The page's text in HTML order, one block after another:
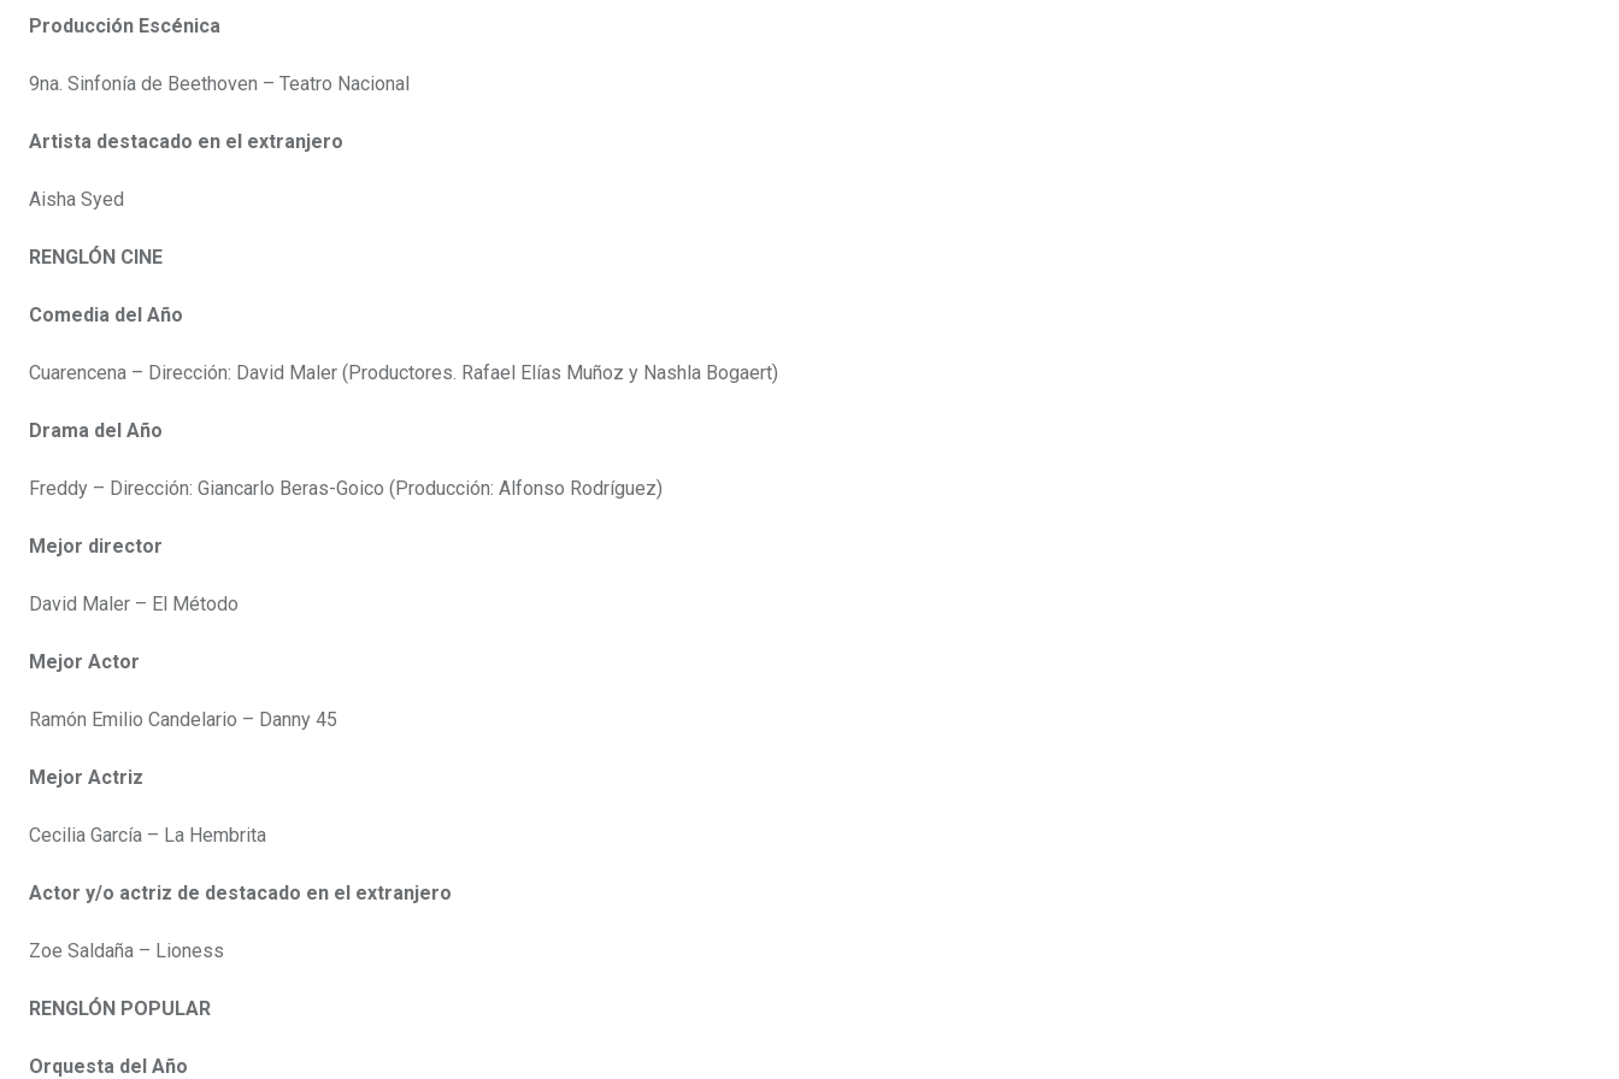
Producción Escénica
9na. Sinfonía de Beethoven – Teatro Nacional
Artista destacado en el extranjero
Aisha Syed
RENGLÓN CINE
Comedia del Año
Cuarencena – Dirección: David Maler (Productores. Rafael Elías Muñoz y Nashla Bogaert)
Drama del Año
Freddy – Dirección: Giancarlo Beras-Goico (Producción: Alfonso Rodríguez)
Mejor director
David Maler – El Método
Mejor Actor
Ramón Emilio Candelario – Danny 45
Mejor Actriz
Cecilia García – La Hembrita
Actor y/o actriz de destacado en el extranjero
Zoe Saldaña – Lioness
RENGLÓN POPULAR
Orquesta del Año